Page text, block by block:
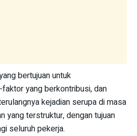
bertujuan untuk
yang berkontribusi, dan
kejadian serupa di masa
yang terstruktur, dengan tujuan
seluruh pekerja.